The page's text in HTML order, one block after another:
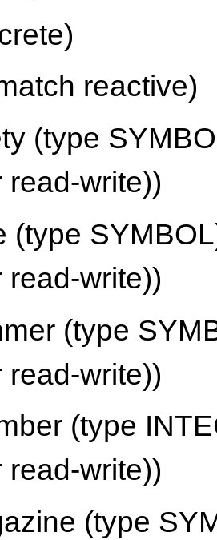
reactive)
(type
write))
(type
write))
(type
write))
(type
write))
(type